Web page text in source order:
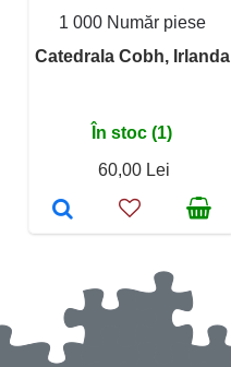
1 000 Număr piese
Catedrala Cobh, Irlanda
În stoc (1)
60,00 Lei